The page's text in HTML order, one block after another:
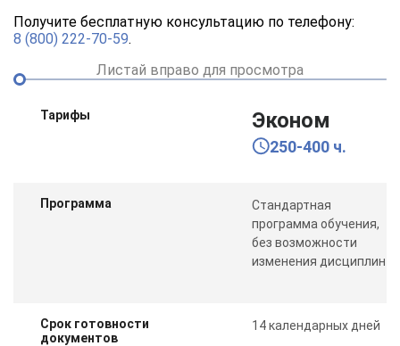
Получите бесплатную консультацию по телефону:
8 (800) 222-70-59.
Листай вправо для просмотра
Тарифы Эконом
250-400 ч.
Программа
Стандартная
программа обучения,
без возможности
изменения дисциплин
Срок готовности
документов
14 календарных дней